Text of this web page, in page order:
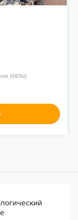
(683м)